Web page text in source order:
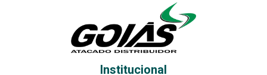
Institucional